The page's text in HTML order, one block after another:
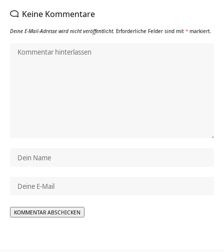
Keine Kommentare
Deine E-Mail-Adresse wird nicht veröffentlicht. Erforderliche Felder sind mit * markiert.